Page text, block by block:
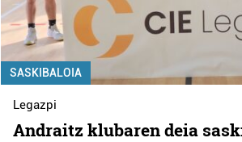
SASKIBALOIA
Legazpi
Andraitz klubaren deia